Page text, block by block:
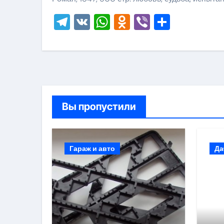
Telegram
VKWhatsApp
Odnoklassniki
Viber
Вы пропустили
Гараж и авто